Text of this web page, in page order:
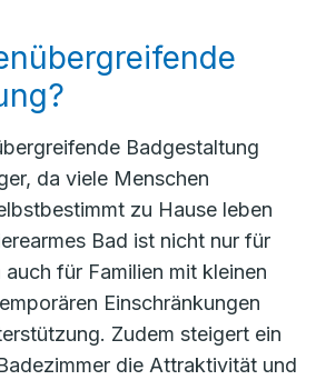
Badgestaltung
da viele Menschen
zu Hause leben
Bad ist nicht nur für
für Familien mit kleinen
Einschränkungen
Zudem steigert ein
die Attraktivität und